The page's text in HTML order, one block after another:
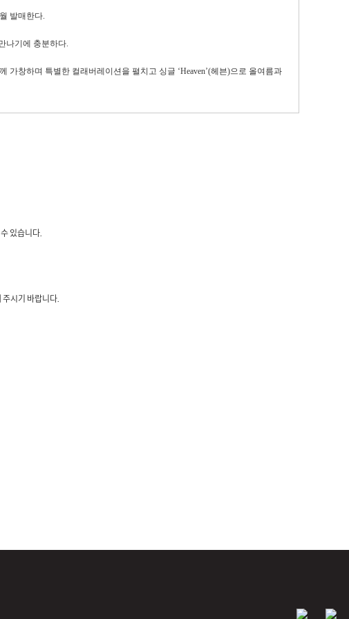
월 발매한다
나기에 충분하다
가창하며 특별한 컬래버레이션을 펼치고 싱글 ‘Heaven’(헤븐)으로 올여름과
있습니다.
시기 바랍니다.